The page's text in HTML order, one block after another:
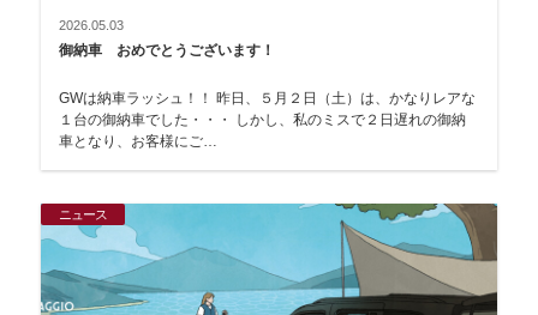
2026.05.03
御納車 おめでとうございます！
GWは納車ラッシュ！！ 昨日、５月２日（土）は、かなりレアな
１台の御納車でした・・・ しかし、私のミスで２日遅れの御納
車となり、お客様にご…
ニュース